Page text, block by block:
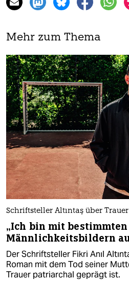
Mehr zum Thema
Schriftsteller Altıntaş über Trauer
„Ich bin mit bestimmten
Männlichkeitsbildern
Der Schriftsteller Fikri Anıl
Roman mit dem Tod seiner
Trauer patriarchal geprägt ist.